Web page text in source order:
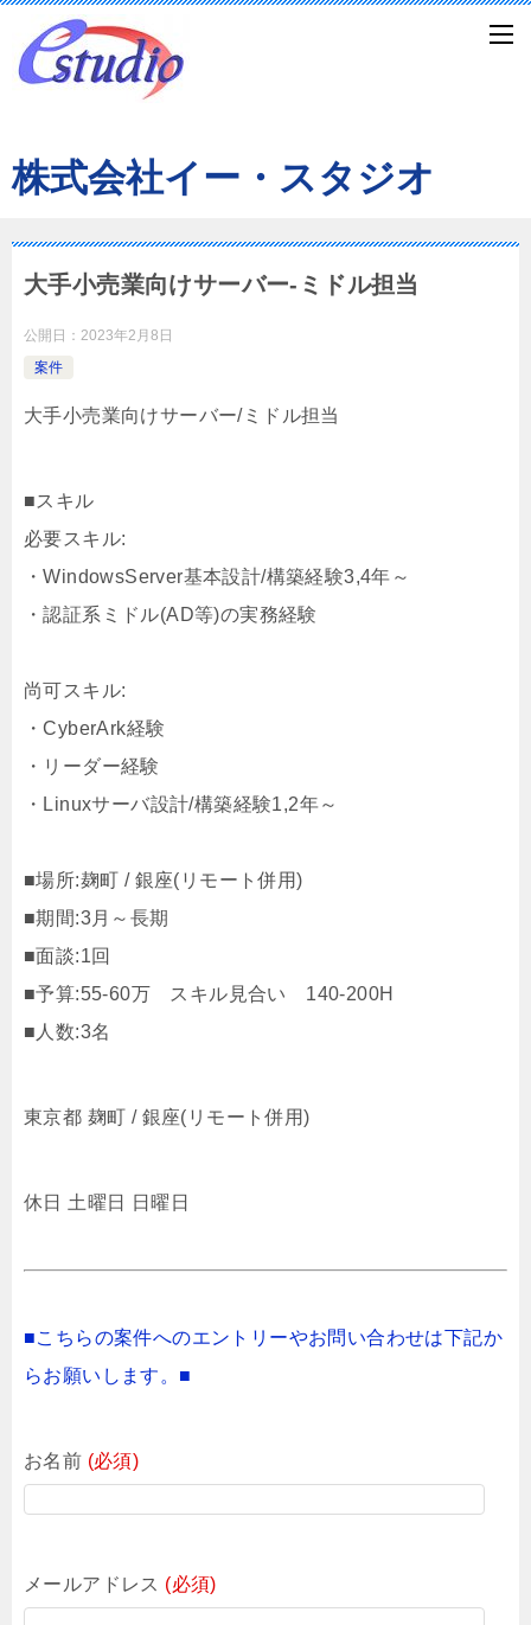
株式会社イー・スタジオ
大手小売業向けサーバー-ミドル担当
公開日： 2023年2月8日
案件
大手小売業向けサーバー/ミドル担当
■スキル
必要スキル:
・WindowsServer基本設計/構築経験3,4年～
・認証系ミドル(AD等)の実務経験
尚可スキル:
・CyberArk経験
・リーダー経験
・Linuxサーバ設計/構築経験1,2年～
■場所:麹町 / 銀座(リモート併用)
■期間:3月～長期
■面談:1回
■予算:55-60万 スキル見合い 140-200H
■人数:3名
東京都 麹町 / 銀座(リモート併用)
休日 土曜日 日曜日
■こちらの案件へのエントリーやお問い合わせは下記か
らお願いします。■
お名前 (必須)
メールアドレス (必須)